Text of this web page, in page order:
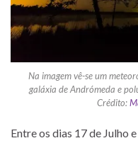
Na imagem vê-se um
galáxia de Andrómeda e
Crédito:
Entre os dias 17 de Julho